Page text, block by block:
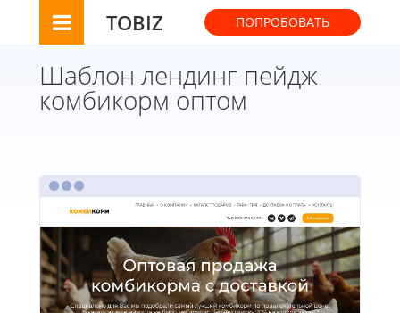
TOBIZ ПОПРОБОВАТЬ
Шаблон лендинг пейдж
комбикорм оптом